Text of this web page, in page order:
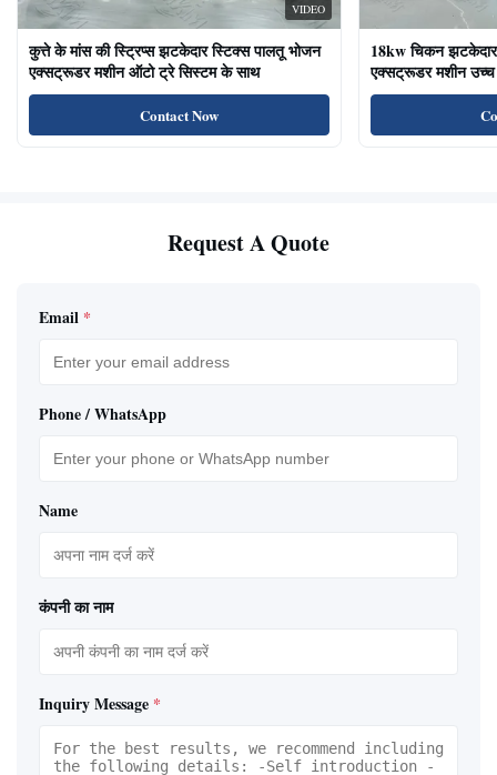
VIDEO
कुत्ते के मांस की स्ट्रिप्स झटकेदार स्टिक्स पालतू भोजन
एक्सट्रूडर मशीन ऑटो ट्रे सिस्टम के साथ
Contact Now
18kw चिकन झटकेदार
एक्सट्रूडर मशीन उच्च
का भोजन बिल्ली के
Request A Quote
Email *
Phone / WhatsApp
Name
कंपनी का नाम
Inquiry Message *